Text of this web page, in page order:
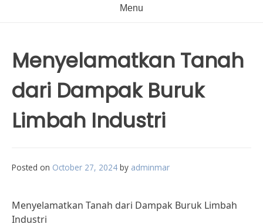
Menu
Menyelamatkan Tanah
dari Dampak Buruk
Limbah Industri
Posted on October 27, 2024 by adminmar
Menyelamatkan Tanah dari Dampak Buruk Limbah
Industri